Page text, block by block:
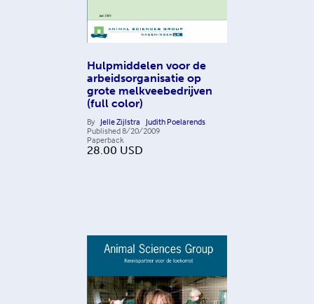
Hulpmiddelen voor de
arbeidsorganisatie op
grote melkveebedrijven
(full color)
By Jelle Zijlstra
Judith Poelarends
Published8/20/2009
Paperback
28.00 USD